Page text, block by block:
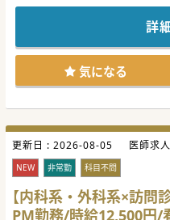
詳
気になる
更新日 : 2026-08-05 医師求
NEW 非常勤 科目不問
【内科系・外科系×訪
PM勤務/時給12,500円